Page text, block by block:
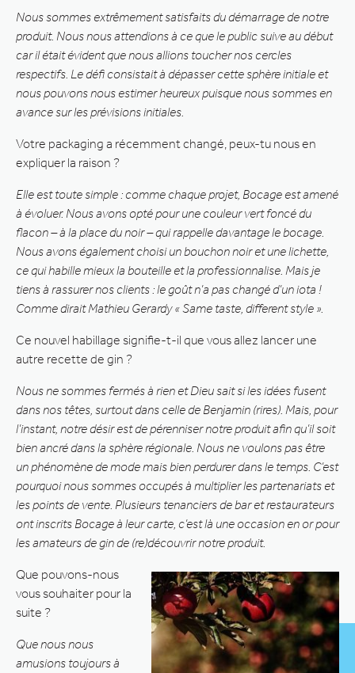
Nous sommes extrêmement satisfaits du démarrage de notre
produit. Nous nous attendions à ce que le public suive au début
car il était évident que nous allions toucher nos cercles
respectifs. Le défi consistait à dépasser cette sphère initiale et
nous pouvons nous estimer heureux puisque nous sommes en
avance sur les prévisions initiales.
Votre packaging a récemment changé, peux-tu nous en
expliquer la raison ?
Elle est toute simple : comme chaque projet, Bocage est amené
à évoluer. Nous avons opté pour une couleur vert foncé du
flacon – à la place du noir – qui rappelle davantage le bocage.
Nous avons également choisi un bouchon noir et une lichette,
ce qui habille mieux la bouteille et la professionnalise. Mais je
tiens à rassurer nos clients : le goût n’a pas changé d’un iota !
Comme dirait Mathieu Gerardy « Same taste, different style ».
Ce nouvel habillage signifie-t-il que vous allez lancer une
autre recette de gin ?
Nous ne sommes fermés à rien et Dieu sait si les idées fusent
dans nos têtes, surtout dans celle de Benjamin (rires). Mais, pour
l’instant, notre désir est de pérenniser notre produit afin qu’il soit
bien ancré dans la sphère régionale. Nous ne voulons pas être
un phénomène de mode mais bien perdurer dans le temps. C’est
pourquoi nous sommes occupés à multiplier les partenariats et
les points de vente. Plusieurs tenanciers de bar et restaurateurs
ont inscrits Bocage à leur carte, c’est là une occasion en or pour
les amateurs de gin de (re)découvrir notre produit.
Que pouvons-nous
vous souhaiter pour la
suite ?
Que nous nous
amusions toujours à